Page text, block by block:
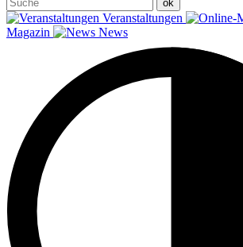
Veranstaltungen
Magazin
News